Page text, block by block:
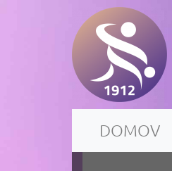
DOMOV